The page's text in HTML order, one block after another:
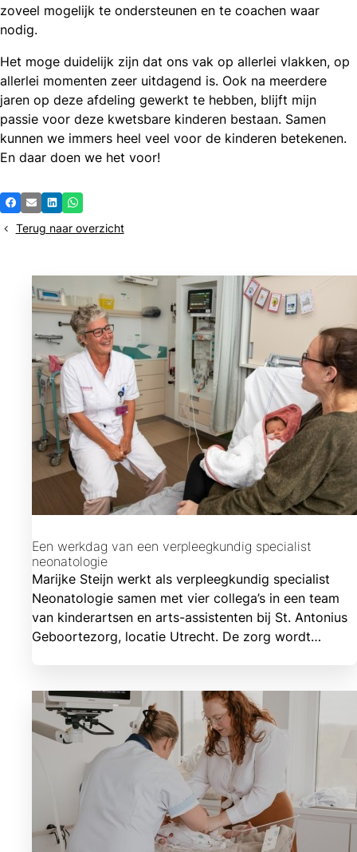
zoveel mogelijk te ondersteunen en te coachen waar
nodig.
Het moge duidelijk zijn dat ons vak op allerlei vlakken, op
allerlei momenten zeer uitdagend is. Ook na meerdere
jaren op deze afdeling gewerkt te hebben, blijft mijn
passie voor deze kwetsbare kinderen bestaan. Samen
kunnen we immers heel veel voor de kinderen betekenen.
En daar doen we het voor!
Deel
bericht
Facebook
E-mailLinkedInWhatsapp
Terug naar overzicht
Een werkdag van een verpleegkundig specialist
neonatologie
Marijke Steijn werkt als verpleegkundig specialist
Neonatologie samen met vier collega’s in een team
van kinderartsen en arts-assistenten bij St. Antonius
Geboortezorg, locatie Utrecht. De zorg wordt
in principe bij elkaar. Ook als er extra zorg nodig is.
De neosuites zijn speciaal ingericht voor
vroeggeboren of zieke pasgeboren kindjes.